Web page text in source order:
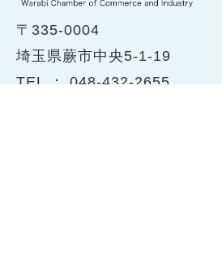
〒335-0004
埼玉県蕨市中央5-1-19
TEL ： 048-432-2655